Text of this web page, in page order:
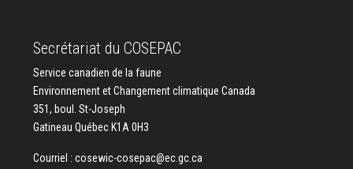
Secrétariat du COSEPAC
Service canadien de la faune
Environnement et Changement climatique Canada
351, boul. St-Joseph
Gatineau Québec K1A 0H3
Courriel : cosewic-cosepac@ec.gc.ca